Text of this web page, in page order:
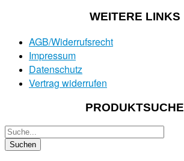
WEITERE LINKS
AGB/Widerrufsrecht
Impressum
Datenschutz
Vertrag widerrufen
PRODUKTSUCHE